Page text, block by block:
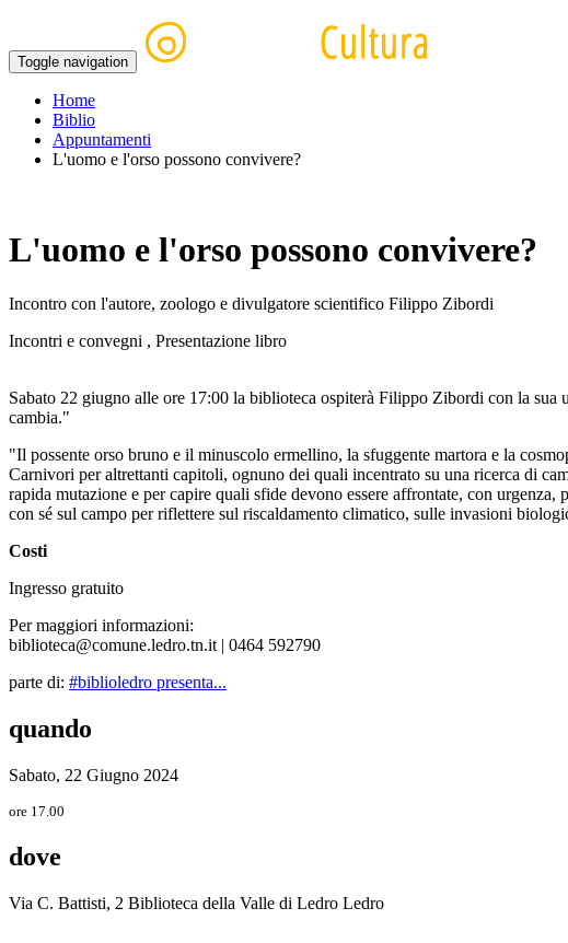
Toggle navigation
Home
Biblio
Appuntamenti
L'uomo e l'orso possono convivere?
L'uomo e l'orso possono convivere?
Incontro con l'autore, zoologo e divulgatore scientifico Filippo Zibordi
Incontri e convegni , Presentazione libro
Sabato 22 giugno alle ore 17:00 la biblioteca ospiterà Filippo Zibordi con la
cambia."
"Il possente orso bruno e il minuscolo ermellino, la sfuggente martora e la
Carnivori per altrettanti capitoli, ognuno dei quali incentrato su una ricerca di
rapida mutazione e per capire quali sfide devono essere affrontate, con
con sé sul campo per riflettere sul riscaldamento climatico, sulle invasioni
Costi
Ingresso gratuito
Per maggiori informazioni:
biblioteca@comune.ledro.tn.it | 0464 592790
parte di: #biblioledro presenta...
quando
Sabato, 22 Giugno 2024
ore 17.00
dove
Via C. Battisti, 2 Biblioteca della Valle di Ledro Ledro